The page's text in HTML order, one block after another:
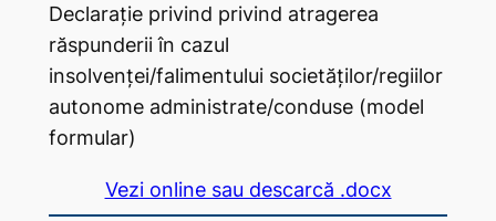
Declarație privind privind atragerea
răspunderii în cazul
insolvenței/falimentului societăților/regiilor
autonome administrate/conduse (model
formular)
Vezi online sau descarcă .docx